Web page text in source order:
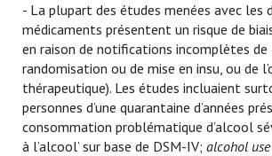
- La plupart des études menées avec les
médicaments présentent un risque de
en raison de notifications incomplètes de
randomisation ou de mise en insu, ou de
thérapeutique). Les études incluaient
personnes d’une quarantaine d’années
consommation problématique d’alcool
à l’alcool’ sur base de DSM-IV; alcohol